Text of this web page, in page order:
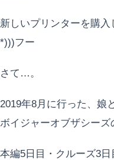
新しいプリンターを購入
*)))フー
さて…。
2019年8月に行った、娘
ボイジャーオブザシーズ
本編5日目・クルーズ3日